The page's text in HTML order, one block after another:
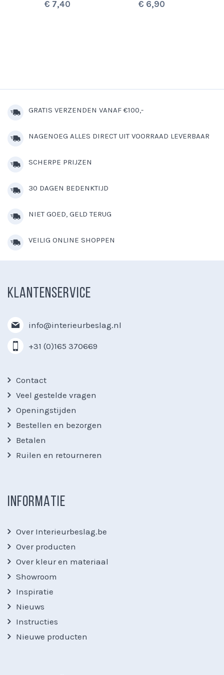
€ 7,40 € 6,90
GRATIS VERZENDEN VANAF €100,-
NAGENOEG ALLES DIRECT UIT VOORRAAD LEVERBAAR
SCHERPE PRIJZEN
30 DAGEN BEDENKTIJD
NIET GOED, GELD TERUG
VEILIG ONLINE SHOPPEN
KLANTENSERVICE
info@interieurbeslag.nl
+31 (0)165 370669
Contact
Veel gestelde vragen
Openingstijden
Bestellen en bezorgen
Betalen
Ruilen en retourneren
INFORMATIE
Over Interieurbeslag.be
Over producten
Over kleur en materiaal
Showroom
Inspiratie
Nieuws
Instructies
Nieuwe producten